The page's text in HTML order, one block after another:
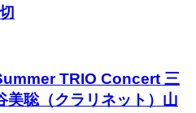
TRIO Concert 三
美聡（クラリネット）山